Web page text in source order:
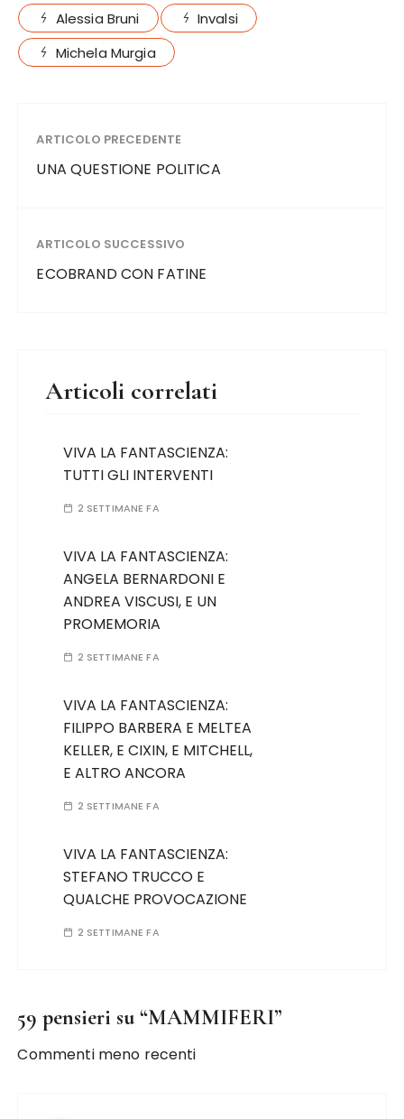
Alessia Bruni
Invalsi
Michela Murgia
ARTICOLO PRECEDENTE
UNA QUESTIONE POLITICA
ARTICOLO SUCCESSIVO
ECOBRAND CON FATINE
Articoli correlati
VIVA LA FANTASCIENZA:
TUTTI GLI INTERVENTI
2 SETTIMANE FA
VIVA LA FANTASCIENZA:
ANGELA BERNARDONI E
ANDREA VISCUSI, E UN
PROMEMORIA
2 SETTIMANE FA
VIVA LA FANTASCIENZA:
FILIPPO BARBERA E MELTEA
KELLER, E CIXIN, E MITCHELL,
E ALTRO ANCORA
2 SETTIMANE FA
VIVA LA FANTASCIENZA:
STEFANO TRUCCO E
QUALCHE PROVOCAZIONE
2 SETTIMANE FA
59 pensieri su “MAMMIFERI”
Commenti meno recenti